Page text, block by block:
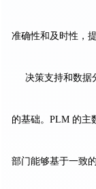
准确性和及时性，
决策支持和数据
的基础。PLM 的主
部门能够基于一致